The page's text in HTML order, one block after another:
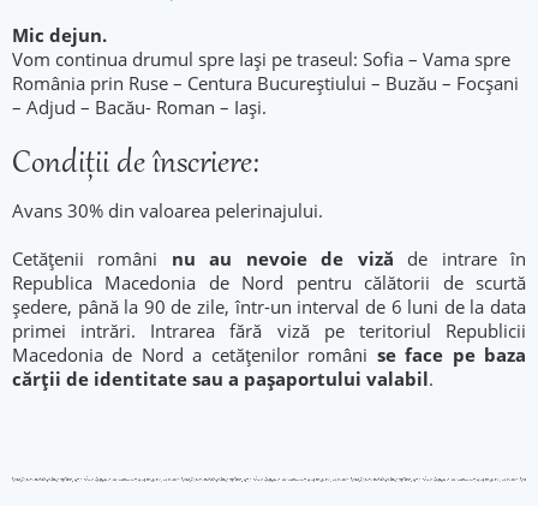
Mic dejun.
Vom continua drumul spre Iași pe traseul: Sofia – Vama spre
România prin Ruse – Centura Bucureștiului – Buzău – Focșani
– Adjud – Bacău- Roman – Iași.
Condiţii de înscriere:
Avans 30% din valoarea pelerinajului.
Cetăţenii români nu au nevoie de viză de intrare în
Republica Macedonia de Nord pentru călătorii de scurtă
şedere, până la 90 de zile, într-un interval de 6 luni de la data
primei intrări. Intrarea fără viză pe teritoriul Republicii
Macedonia de Nord a cetăţenilor români se face pe baza
cărţii de identitate sau a paşaportului valabil.